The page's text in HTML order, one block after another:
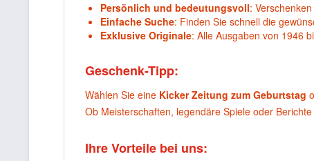
Persönlich und bedeutungsvoll:
Einfache Suche: Finden Sie schnell die
Exklusive Originale: Alle Ausgaben von 1946
Geschenk-Tipp:
Wählen Sie eine Kicker Zeitung zum Geburtstag
Ob Meisterschaften, legendäre Spiele oder
Ihre Vorteile bei uns: